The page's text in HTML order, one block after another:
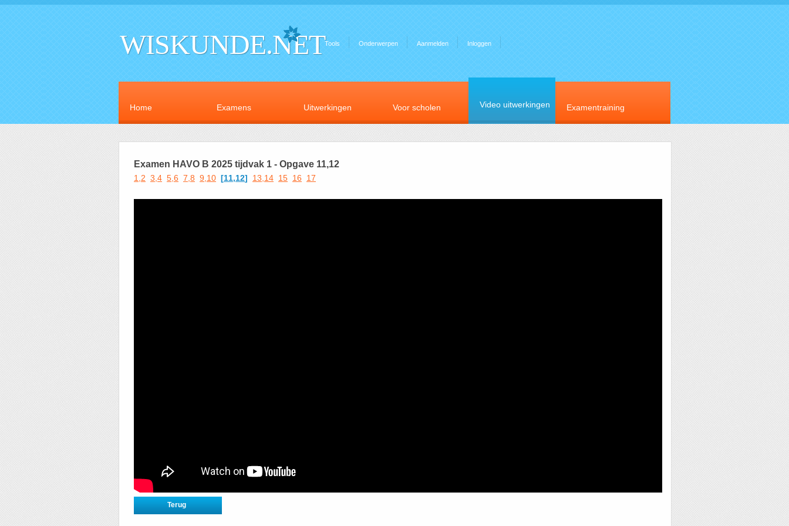
WISKUNDE.NETTools Onderwerpen Aanmelden Inloggen
Home Examens Uitwerkingen Voor scholen Video uitwerkingen Examentraining
Examen HAVO B 2025 tijdvak 1 - Opgave 11,12
1,2 3,4 5,6 7,8 9,10 [11,12] 13,14 15 16 17